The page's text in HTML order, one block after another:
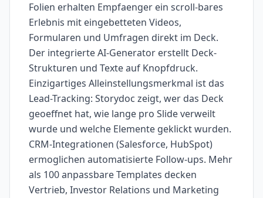
Folien erhalten Empfaenger ein scroll-bares
Erlebnis mit eingebetteten Videos,
Formularen und Umfragen direkt im Deck.
Der integrierte AI-Generator erstellt Deck-
Strukturen und Texte auf Knopfdruck.
Einzigartiges Alleinstellungsmerkmal ist das
Lead-Tracking: Storydoc zeigt, wer das Deck
geoeffnet hat, wie lange pro Slide verweilt
wurde und welche Elemente geklickt wurden.
CRM-Integrationen (Salesforce, HubSpot)
ermoglichen automatisierte Follow-ups. Mehr
als 100 anpassbare Templates decken
Vertrieb, Investor Relations und Marketing